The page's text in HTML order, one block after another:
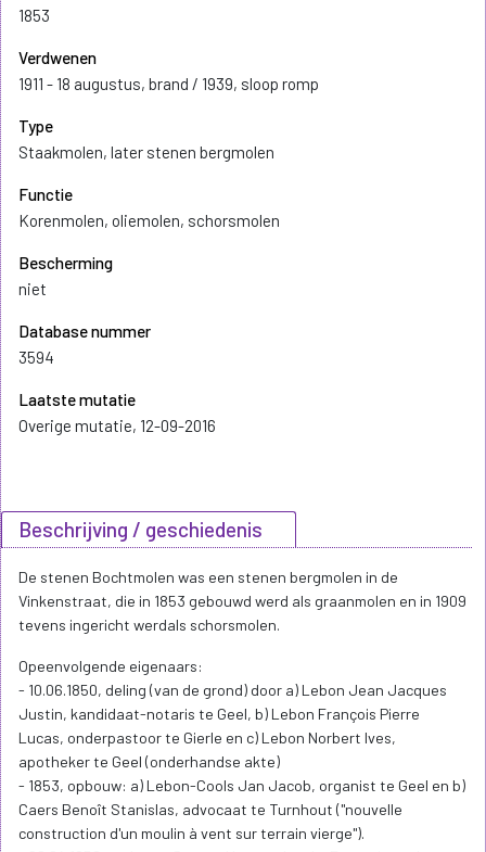
1853
Verdwenen
1911 - 18 augustus, brand / 1939, sloop romp
Type
Staakmolen, later stenen bergmolen
Functie
Korenmolen, oliemolen, schorsmolen
Bescherming
niet
Database nummer
3594
Laatste mutatie
Overige mutatie, 12-09-2016
Beschrijving / geschiedenis
De stenen Bochtmolen was een stenen bergmolen in de
Vinkenstraat, die in 1853 gebouwd werd als graanmolen en in 1909
tevens ingericht werdals schorsmolen.
Opeenvolgende eigenaars:
- 10.06.1850, deling (van de grond) door a) Lebon Jean Jacques
Justin, kandidaat-notaris te Geel, b) Lebon François Pierre
Lucas, onderpastoor te Gierle en c) Lebon Norbert Ives,
apotheker te Geel (onderhandse akte)
- 1853, opbouw: a) Lebon-Cools Jan Jacob, organist te Geel en b)
Caers Benoît Stanislas, advocaat te Turnhout ("nouvelle
construction d'un moulin à vent sur terrain vierge").